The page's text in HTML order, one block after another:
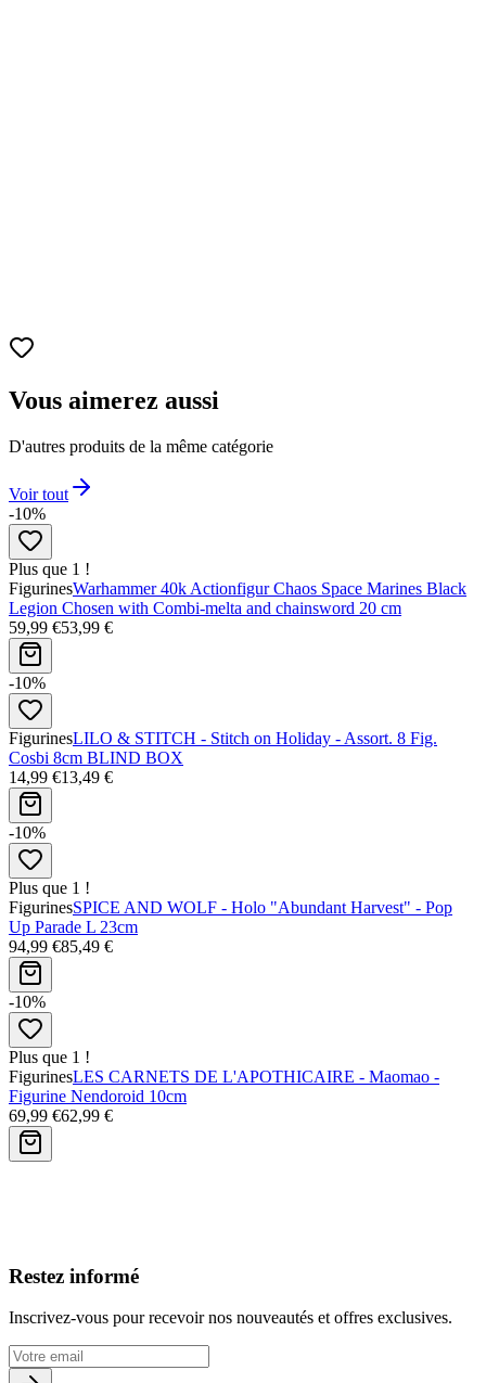
Vous aimerez aussi
D'autres produits de la même catégorie
Voir tout
-10%
Plus que 1 !
FigurinesWarhammer 40k Actionfigur Chaos Space Marines Black
Legion Chosen with Combi-melta and chainsword 20 cm
59,99 €53,99 €
-10%
FigurinesLILO & STITCH - Stitch on Holiday - Assort. 8 Fig.
Cosbi 8cm BLIND BOX
14,99 €13,49 €
-10%
Plus que 1 !
FigurinesSPICE AND WOLF - Holo "Abundant Harvest" - Pop
Up Parade L 23cm
94,99 €85,49 €
-10%
Plus que 1 !
FigurinesLES CARNETS DE L'APOTHICAIRE - Maomao -
Figurine Nendoroid 10cm
69,99 €62,99 €
Restez informé
Inscrivez-vous pour recevoir nos nouveautés et offres exclusives.